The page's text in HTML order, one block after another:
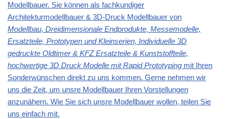
Modellbauer. Sie können als fachkundiger
Architekturmodellbauer & 3D-Druck Modellbauer von
Modellbau, Dreidimensionale Endprodukte, Messemodelle,
Ersatzteile, Prototypen und Kleinserien, Individuelle 3D
gedruckte Oldtimer & KFZ Ersatzteile & Kunststoffteile,
hochwertige 3D Druck Modelle mit Rapid Prototyping mit Ihren
Sonderwünschen direkt zu uns kommen. Gerne nehmen wir
uns die Zeit, um unsre Modellbauer Ihren Vorstellungen
anzunähern. Wie Sie sich unsre Modellbauer wollen, teilen Sie
uns einfach mit.